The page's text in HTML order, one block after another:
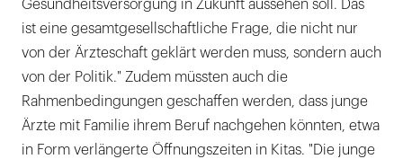
Gesundheitsversorgung in Zukunft aussehen soll. Das
ist eine gesamtgesellschaftliche Frage, die nicht nur
von der Ärzteschaft geklärt werden muss, sondern auch
von der Politik." Zudem müssten auch die
Rahmenbedingungen geschaffen werden, dass junge
Ärzte mit Familie ihrem Beruf nachgehen könnten, etwa
in Form verlängerte Öffnungszeiten in Kitas. "Die junge